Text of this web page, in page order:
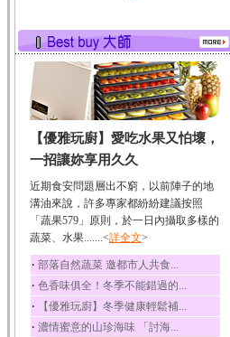
有蛋白質、脂肪、磷...
鮪魚
鮪魚肚肉中的不飽和脂
肪酸內富含EPA和DH...
韭菜
韭菜所含的膳食纖維能
幫助消化與通便；揮...
冬瓜
冬瓜營養價值高，鈉含
量極低是水腫病人的...
豆豉
豆豉裡頭含有營養的蛋
白質、脂肪、鈣、磷...
榛果
榛果裡所含的營養素有
蛋白質、脂肪、醣類...
【優雅玩廚】愛吃水果又怕壞，
一招讓妳享用久久
近期食安問題層出不窮，以前陣子的地
溝油來說，許多專家都紛紛建議按照
「蔬果579」原則，於一日內攝取多樣的
蔬菜、水果.......<詳全文>
‧ 部落自然蔬菜 邀都市人共食...
‧ 色香味俱全！冬季不能錯過的...
‧ 【優雅玩廚】冬季健康輕鬆補...
‧ 濃情蜜意的山珍海味 「討海...